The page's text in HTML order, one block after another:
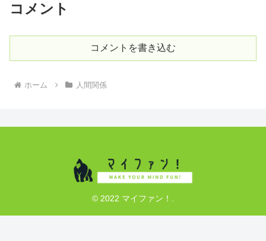
コメント
コメントを書き込む
ホーム 人間関係
© 2022 マイファン！.